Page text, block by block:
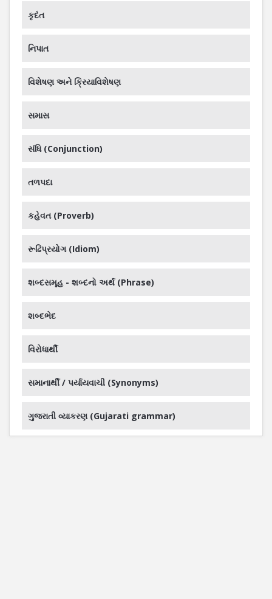
કૃદંત
નિપાત
વિશેષણ અને ક્રિયાવિશેષણ
સમાસ
સંધિ (Conjunction)
તળપદા
કહેવત (Proverb)
રૂઢિપ્રયોગ (Idiom)
શબ્દસમૂહ - શબ્દનો અર્થ (Phrase)
શબ્દભેદ
વિરોધાર્થી
સમાનાર્થી / પર્યાયવાચી (Synonyms)
ગુજરાતી વ્યાકરણ (Gujarati grammar)